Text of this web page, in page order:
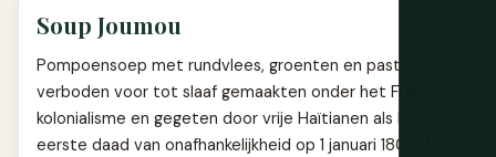
Soup Joumou
Pompoensoep met rundvlees, groenten en pasta,
verboden voor tot slaaf gemaakten onder het Franse
kolonialisme en gegeten door vrije Haïtianen als hun
eerste daad van onafhankelijkheid op 1 januari 1804. Nu